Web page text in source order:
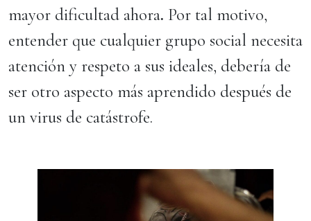
mayor dificultad ahora. Por tal motivo,
entender que cualquier grupo social necesita
atención y respeto a sus ideales, debería de
ser otro aspecto más aprendido después de
un virus de catástrofe.